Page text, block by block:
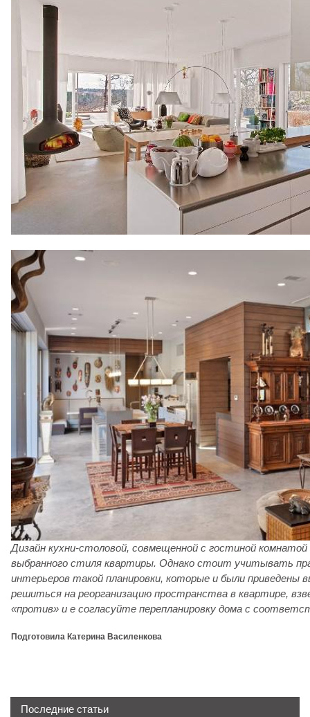
Дизайн кухни-столовой, совмещенной с гостиной
выбранного стиля квартиры. Однако стоит учитывать
интерьеров такой планировки, которые и были приведены
решиться на реорганизацию пространства в квартире,
«против» и е согласуйте перепланировку дома с
Подготовила Катерина Василенкова
Последние статьи